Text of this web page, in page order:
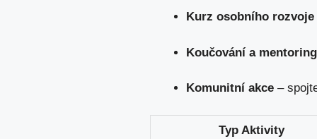
Kurz osobního rozvoje
Koučování a mentoring
Komunitní akce –
Typ Aktivity